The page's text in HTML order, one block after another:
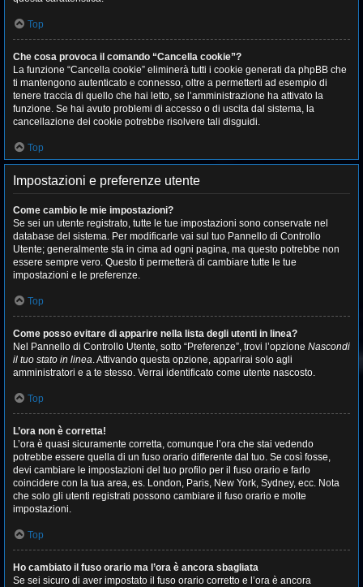
Top
Che cosa provoca il comando “Cancella cookie”?
La funzione “Cancella cookie” eliminerà tutti i cookie generati da phpBB che
ti mantengono autenticato e connesso, oltre a permetterti ad esempio di
tenere traccia di quello che hai letto, se l’amministrazione ha attivato la
funzione. Se hai avuto problemi di accesso o di uscita dal sistema, la
cancellazione dei cookie potrebbe risolvere tali disguidi.
Top
Impostazioni e preferenze utente
Come cambio le mie impostazioni?
Se sei un utente registrato, tutte le tue impostazioni sono conservate nel
database del sistema. Per modificarle vai sul tuo Pannello di Controllo
Utente; generalmente sta in cima ad ogni pagina, ma questo potrebbe non
essere sempre vero. Questo ti permetterà di cambiare tutte le tue
impostazioni e le preferenze.
Top
Come posso evitare di apparire nella lista degli utenti in linea?
Nel Pannello di Controllo Utente, sotto “Preferenze”, trovi l’opzione Nascondi
il tuo stato in linea. Attivando questa opzione, apparirai solo agli
amministratori e a te stesso. Verrai identificato come utente nascosto.
Top
L’ora non è corretta!
L’ora è quasi sicuramente corretta, comunque l’ora che stai vedendo
potrebbe essere quella di un fuso orario differente dal tuo. Se così fosse,
devi cambiare le impostazioni del tuo profilo per il fuso orario e farlo
coincidere con la tua area, es. London, Paris, New York, Sydney, ecc. Nota
che solo gli utenti registrati possono cambiare il fuso orario e molte
impostazioni.
Top
Ho cambiato il fuso orario ma l’ora è ancora sbagliata
Se sei sicuro di aver impostato il fuso orario corretto e l’ora è ancora